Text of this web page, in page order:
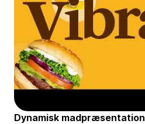
Dynamisk madpræsentation